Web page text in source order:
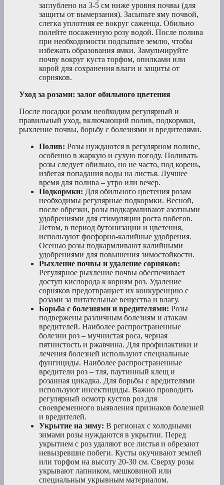
заглублено на 3-5 см ниже уровня почвы (для
защиты от вымерзания). Засыпьте яму почвой,
слегка уплотняя ее вокруг саженца. Обильно
полейте посаженную розу водой. После полива
при необходимости подсыпьте землю, чтобы
избежать образования ямки. Замульчируйте
почву вокруг куста торфом, опилками или
корой для сохранения влаги и защиты от
сорняков.
Уход за розами: залог обильного цветения
После посадки розам необходим регулярный и
правильный уход, включающий полив, подкормки,
рыхление почвы, борьбу с болезнями и вредителями.
Полив: Розы нуждаются в регулярном поливе,
особенно в жаркую и сухую погоду. Поливать
розы следует обильно, но не часто, под корень,
избегая попадания воды на листья. Лучшее
время для полива – утро или вечер.
Подкормки: Для обильного цветения розам
необходимы регулярные подкормки. Весной,
после обрезки, розы подкармливают азотными
удобрениями для стимуляции роста побегов.
Летом, в период бутонизации и цветения,
используют фосфорно-калийные удобрения.
Осенью розы подкармливают калийными
удобрениями для повышения зимостойкости.
Рыхление почвы и удаление сорняков:
Регулярное рыхление почвы обеспечивает
доступ кислорода к корням роз. Удаление
сорняков предотвращает их конкуренцию с
розами за питательные вещества и влагу.
Борьба с болезнями и вредителями: Розы
подвержены различным болезням и атакам
вредителей. Наиболее распространенные
болезни роз – мучнистая роса, черная
пятнистость и ржавчина. Для профилактики и
лечения болезней используют специальные
фунгициды. Наиболее распространенные
вредители роз – тля, паутинный клещ и
розанная цикадка. Для борьбы с вредителями
используют инсектициды. Важно проводить
регулярный осмотр кустов роз для
своевременного выявления признаков болезней
и вредителей.
Укрытие на зиму: В регионах с холодными
зимами розы нуждаются в укрытии. Перед
укрытием с роз удаляют все листья и обрезают
невызревшие побеги. Кусты окучивают землей
или торфом на высоту 20-30 см. Сверху розы
укрывают лапником, мешковиной или
специальным укрывным материалом.